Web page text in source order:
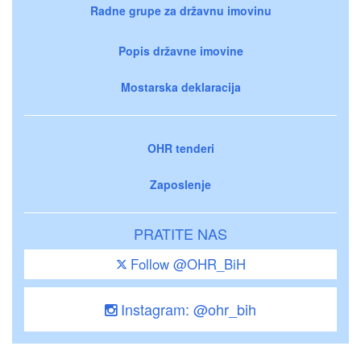
Radne grupe za državnu imovinu
Popis državne imovine
Mostarska deklaracija
OHR tenderi
Zaposlenje
PRATITE NAS
Follow @OHR_BiH
Instagram: @ohr_bih